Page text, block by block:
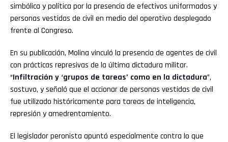
simbólica y política por la presencia de efectivos uniformados y
personas vestidas de civil en medio del operativo desplegado
frente al Congreso.
En su publicación, Molina vinculó la presencia de agentes de civil
con prácticas represivas de la última dictadura militar.
“Infiltración y ‘grupos de tareas’ como en la dictadura”,
sostuvo, y señaló que el accionar de personas vestidas de civil
fue utilizado históricamente para tareas de inteligencia,
represión y amedrentamiento.
El legislador peronista apuntó especialmente contra lo que